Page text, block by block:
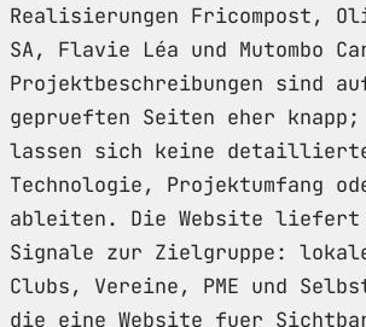
Realisierungen Fricompost,
SA, Flavie Léa und Mutombo
Projektbeschreibungen sind
geprueften Seiten eher knapp;
lassen sich keine
Technologie, Projektumfang
ableiten. Die Website liefert
Signale zur Zielgruppe: lokale
Clubs, Vereine, PME und
die eine Website fuer